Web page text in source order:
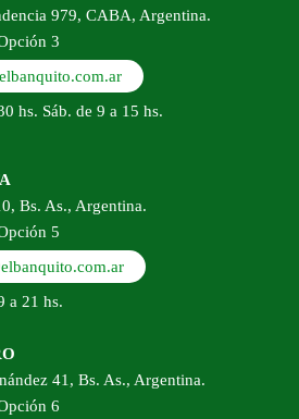
979, CABA, Argentina.
3
hs. Sáb. de 9 a 15 hs.
Bs. As., Argentina.
5
a 21 hs.
41, Bs. As., Argentina.
6